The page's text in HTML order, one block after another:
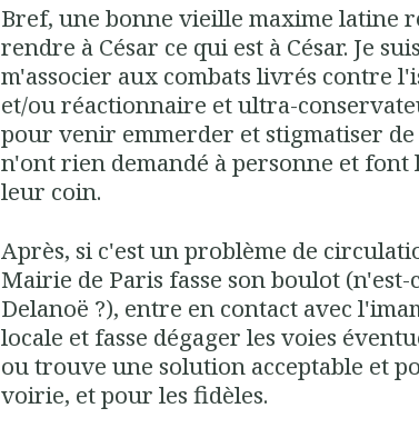
Bref, une bonne vieille maxime latine
rendre à César ce qui est à César. Je
m'associer aux combats livrés contre
et/ou réactionnaire et ultra-
pour venir emmerder et stigmatiser
n'ont rien demandé à personne et
leur coin.
Après, si c'est un problème de
Mairie de Paris fasse son boulot (n'est-
Delanoë ?), entre en contact avec
locale et fasse dégager les voies
ou trouve une solution acceptable et
voirie, et pour les fidèles.